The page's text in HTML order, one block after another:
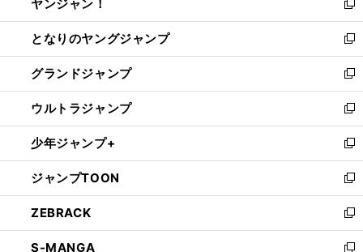
く
で
開
く
ィ
ン
ド
ウ
で
開
く
い
ウ
ィ
ン
ド
ウ
で
開
く
ヤンジャン！
新
し
い
ウ
ィ
ン
ド
ウ
で
開
く
となりのヤングジャンプ
新
し
い
ウ
ィ
ン
ド
ウ
で
開
く
グランドジャンプ
新
し
い
ウ
ィ
ン
ド
ウ
で
開
く
ウルトラジャンプ
新
し
い
ウ
ィ
ン
ド
ウ
で
少年ジャンプ+
新
し
い
ウ
ィ
ン
ド
ジャンプTOON
新
し
い
ウ
ZEBRACK
新
し
S-MANGA